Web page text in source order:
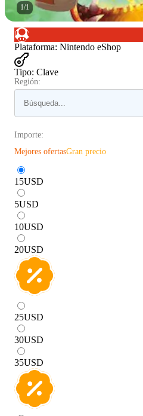
1/1
Plataforma: Nintendo eShop
Tipo: Clave
Región:
Importe:
Mejores ofertasGran precio
15USD
5USD
10USD
20USD
25USD
30USD
35USD